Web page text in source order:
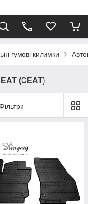
гумові килимки
(СЕАТ)
Фільтри